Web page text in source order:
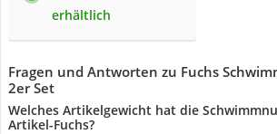
erhältlich
Fragen und Antworten zu Fuchs
2er Set
Welches Artikelgewicht hat die
Artikel-Fuchs?